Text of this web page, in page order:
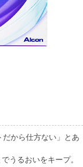
から仕方ない」とあ
うるおいをキープ。